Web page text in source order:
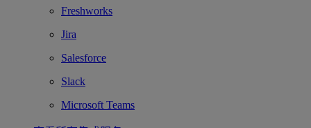
Freshworks
Jira
Salesforce
Slack
Microsoft Teams